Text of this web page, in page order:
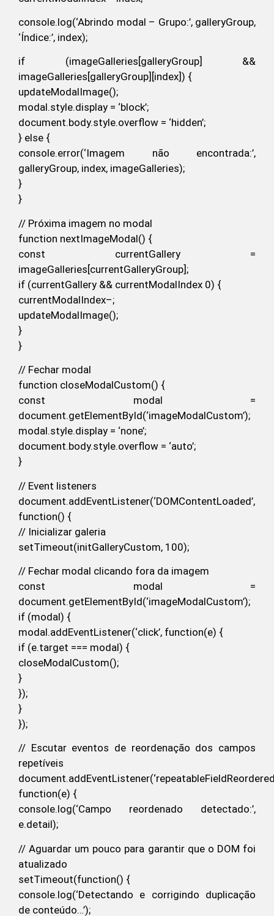
console.log(‘Abrindo modal – Grupo:’, galleryGroup,
‘Índice:’, index);
if (imageGalleries[galleryGroup] &&
imageGalleries[galleryGroup][index]) {
updateModalImage();
modal.style.display = ‘block’;
document.body.style.overflow = ‘hidden’;
} else {
console.error(‘Imagem não encontrada:’,
galleryGroup, index, imageGalleries);
}
}
// Próxima imagem no modal
function nextImageModal() {
const currentGallery =
imageGalleries[currentGalleryGroup];
if (currentGallery && currentModalIndex 0) {
currentModalIndex–;
updateModalImage();
}
}
// Fechar modal
function closeModalCustom() {
const modal =
document.getElementById(‘imageModalCustom’);
modal.style.display = ‘none’;
document.body.style.overflow = ‘auto’;
}
// Event listeners
document.addEventListener(‘DOMContentLoaded’,
function() {
// Inicializar galeria
setTimeout(initGalleryCustom, 100);
// Fechar modal clicando fora da imagem
const modal =
document.getElementById(‘imageModalCustom’);
if (modal) {
modal.addEventListener(‘click’, function(e) {
if (e.target === modal) {
closeModalCustom();
}
});
}
});
// Escutar eventos de reordenação dos campos
repetíveis
function(e) {
console.log(‘Campo reordenado detectado:’,
e.detail);
// Aguardar um pouco para garantir que o DOM foi
atualizado
setTimeout(function() {
console.log(‘Detectando e corrigindo duplicação
de conteúdo…’);